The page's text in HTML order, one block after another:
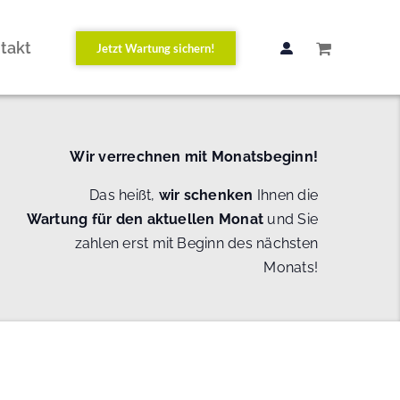
Jetzt Wartung sichern!
Wir verrechnen mit Monatsbeginn!
Das heißt, wir schenken Ihnen die
Wartung für den aktuellen Monat und Sie
zahlen erst mit Beginn des nächsten
Monats!